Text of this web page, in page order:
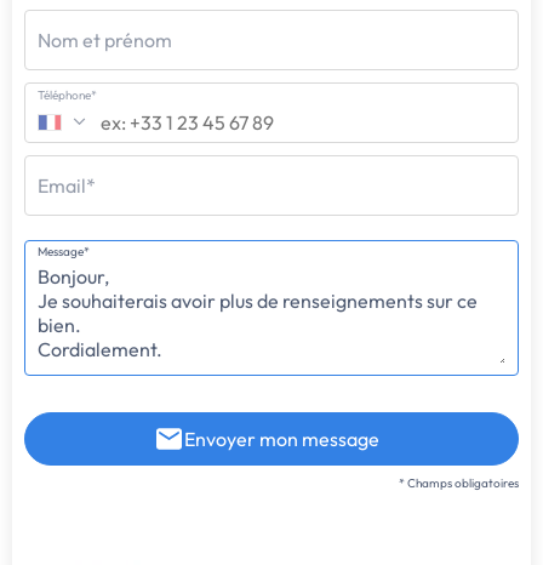
Nom et prénom
Téléphone*
Email*
Message*
Envoyer mon message
* Champs obligatoires